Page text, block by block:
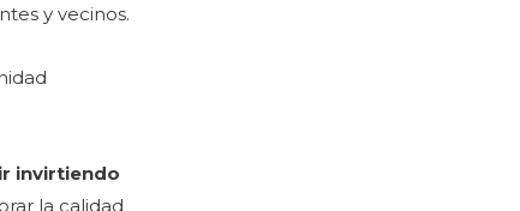
y vecinos.
invirtiendo
la calidad